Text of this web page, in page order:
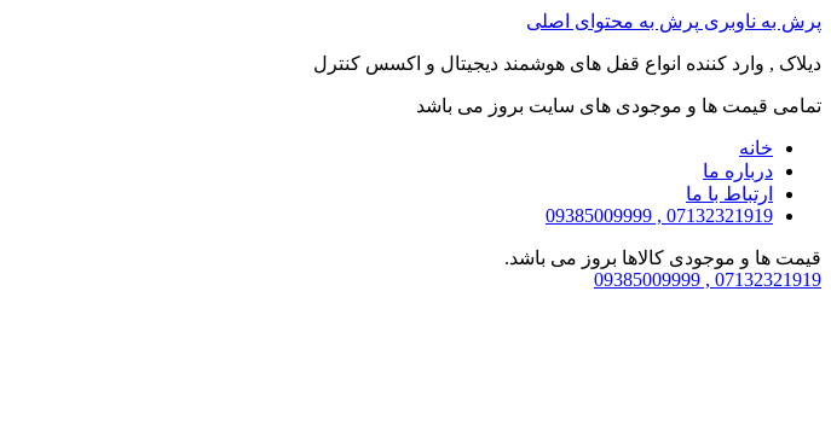
پرش به ناوبری پرش به محتوای اصلی
دیلاک , وارد کننده انواع قفل های هوشمند دیجیتال و اکسس کنترل
تمامی قیمت ها و موجودی های سایت بروز می باشد
خانه
درباره ما
ارتباط با ما
07132321919 , 09385009999
قیمت ها و موجودی کالاها بروز می باشد.
07132321919 , 09385009999